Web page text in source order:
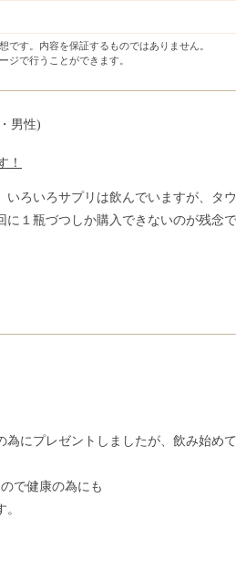
す。内容を保証するものではありません。
ジで行うことができます。
男性)
！
いろいろサプリは飲んでいますが、タ
に１瓶づつしか購入できないのが残念
為にプレゼントしましたが、飲み始め
で健康の為にも